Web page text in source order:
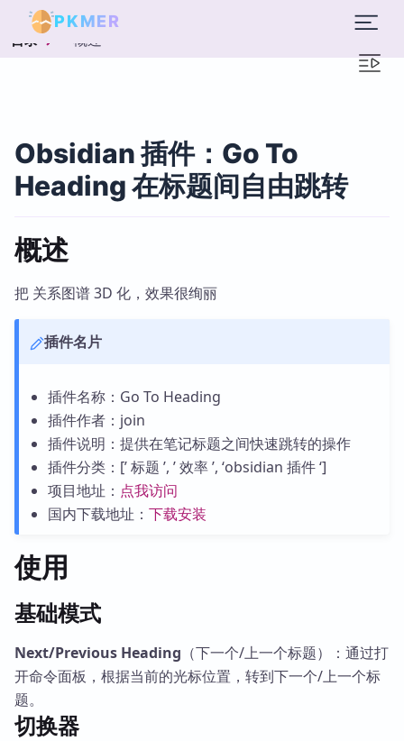
PKMER
目录 概述
Obsidian 插件：Go To
Heading 在标题间自由跳转
概述
把 关系图谱 3D 化，效果很绚丽
插件名片
插件名称：Go To Heading
插件作者：join
插件说明：提供在笔记标题之间快速跳转的操作
插件分类：[’ 标题 ’, ’ 效率 ’, ‘obsidian 插件 ‘]
项目地址： 点我访问
国内下载地址： 下载安装
使用
基础模式
Next/Previous Heading （下一个/上一个标题）：通过打
开命令面板，根据当前的光标位置，转到下一个/上一个标
题。
切换器